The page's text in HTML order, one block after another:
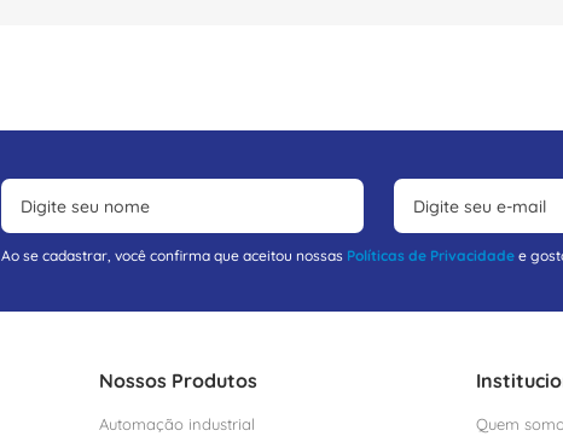
Ao se cadastrar, você confirma que aceitou nossas Políticas de Privacidade e
Nossos Produtos
Automação industrial Quem